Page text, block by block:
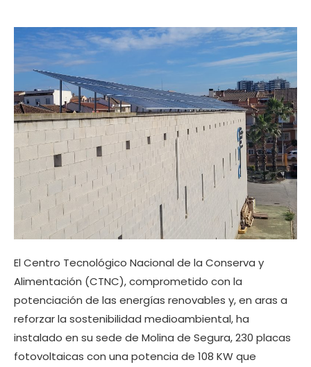
El Centro Tecnológico Nacional de la Conserva y
Alimentación (CTNC), comprometido con la
potenciación de las energías renovables y, en aras a
reforzar la sostenibilidad medioambiental, ha
instalado en su sede de Molina de Segura, 230 placas
fotovoltaicas con una potencia de 108 KW que